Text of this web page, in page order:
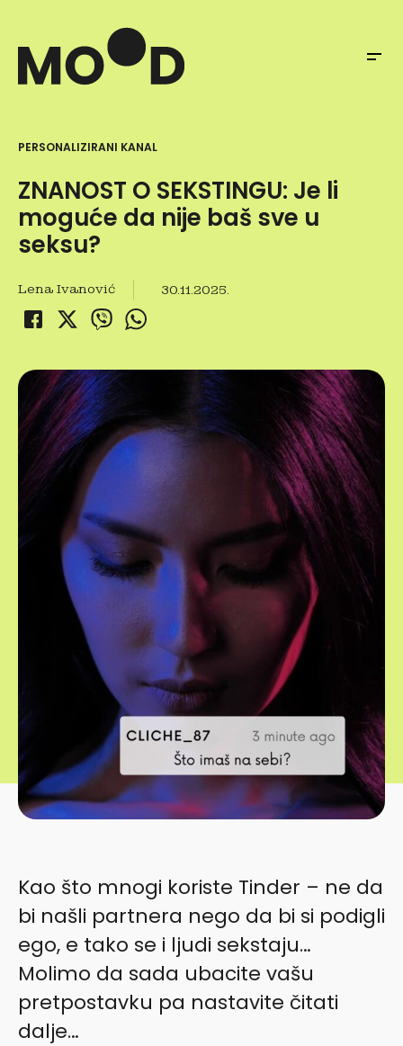
PERSONALIZIRANI KANAL
ZNANOST O SEKSTINGU: Je li
moguće da nije baš sve u
seksu?
Lena Ivanović 30.11.2025.
Kao što mnogi koriste Tinder – ne da
bi našli partnera nego da bi si podigli
ego, e tako se i ljudi sekstaju…
Molimo da sada ubacite vašu
pretpostavku pa nastavite čitati
dalje…